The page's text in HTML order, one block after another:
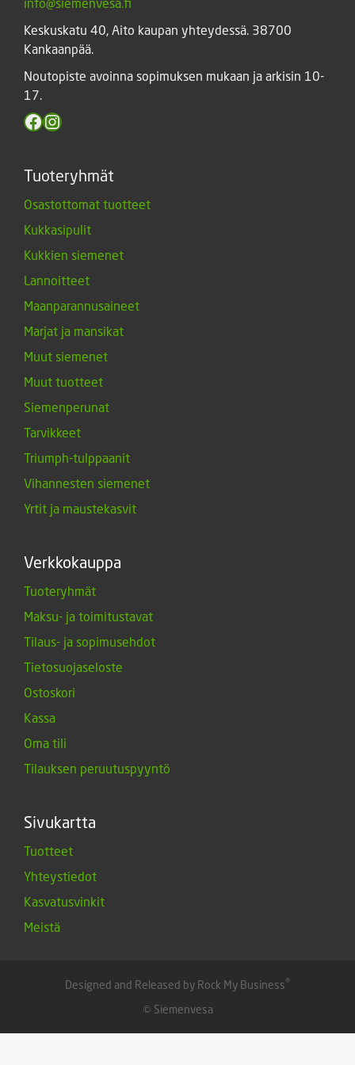
Keskuskatu 40, Aito kaupan yhteydessä. 38700
Kankaanpää.
Noutopiste avoinna sopimuksen mukaan ja arkisin 10-
17.
Facebook
Instagram
Tuoteryhmät
Osastottomat tuotteet
Kukkasipulit
Kukkien siemenet
Lannoitteet
Maanparannusaineet
Marjat ja mansikat
Muut siemenet
Muut tuotteet
Siemenperunat
Tarvikkeet
Triumph-tulppaanit
Vihannesten siemenet
Yrtit ja maustekasvit
Verkkokauppa
Tuoteryhmät
Maksu- ja toimitustavat
Tilaus- ja sopimusehdot
Tietosuojaseloste
Ostoskori
Kassa
Oma tili
Tilauksen peruutuspyyntö
Sivukartta
Tuotteet
Yhteystiedot
Kasvatusvinkit
Meistä
Designed and Released by Rock My Business®
© Siemenvesa